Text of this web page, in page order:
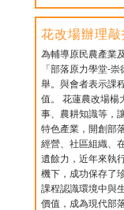
花改場辦理
為輔導原民農產業
「部落原力學堂-
舉。與會者表示課
值。 花蓮農改場楊
事、農耕知識等，
特色產業，開創部
經營、社區組織、
遺餘力，近年來執
機下，成功保存了
課程認識環境中與
價值，成為現代部